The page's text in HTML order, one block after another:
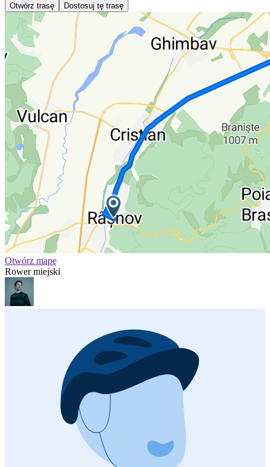
Otwórz trasę Dostosuj tę trasę
Otwórz mapę
Rower miejski